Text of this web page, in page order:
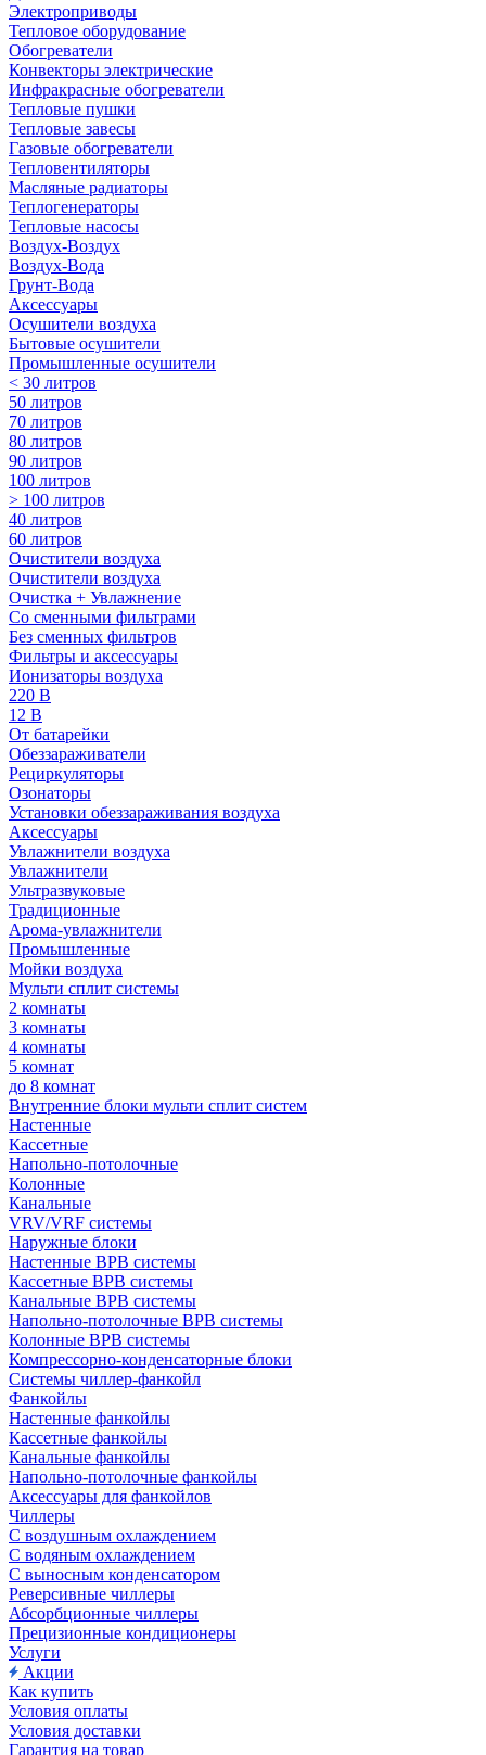
Электроприводы
Тепловое оборудование
Обогреватели
Конвекторы электрические
Инфракрасные обогреватели
Тепловые пушки
Тепловые завесы
Газовые обогреватели
Тепловентиляторы
Масляные радиаторы
Теплогенераторы
Тепловые насосы
Воздух-Воздух
Воздух-Вода
Грунт-Вода
Аксессуары
Осушители воздуха
Бытовые осушители
Промышленные осушители
< 30 литров
50 литров
70 литров
80 литров
90 литров
100 литров
> 100 литров
40 литров
60 литров
Очистители воздуха
Очистители воздуха
Очистка + Увлажнение
Cо сменными фильтрами
Без сменных фильтров
Фильтры и аксессуары
Ионизаторы воздуха
220 В
12 В
От батарейки
Обеззараживатели
Рециркуляторы
Озонаторы
Установки обеззараживания воздуха
Аксессуары
Увлажнители воздуха
Увлажнители
Ультразвуковые
Традиционные
Арома-увлажнители
Промышленные
Мойки воздуха
Мульти сплит системы
2 комнаты
3 комнаты
4 комнаты
5 комнат
до 8 комнат
Внутренние блоки мульти сплит систем
Настенные
Кассетные
Напольно-потолочные
Колонные
Канальные
VRV/VRF системы
Наружные блоки
Настенные ВРВ системы
Кассетные ВРВ системы
Канальные ВРВ системы
Напольно-потолочные ВРВ системы
Колонные ВРВ системы
Компрессорно-конденсаторные блоки
Системы чиллер-фанкойл
Фанкойлы
Настенные фанкойлы
Кассетные фанкойлы
Канальные фанкойлы
Напольно-потолочные фанкойлы
Аксессуары для фанкойлов
Чиллеры
С воздушным охлаждением
С водяным охлаждением
С выносным конденсатором
Реверсивные чиллеры
Абсорбционные чиллеры
Прецизионные кондиционеры
Услуги
Акции
Как купить
Условия оплаты
Условия доставки
Гарантия на товар